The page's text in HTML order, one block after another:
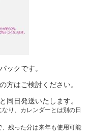
ックです。
方はご検討ください。
同日発送いたします。
り、カレンダーとは別の日
残った分は来年も使用可能